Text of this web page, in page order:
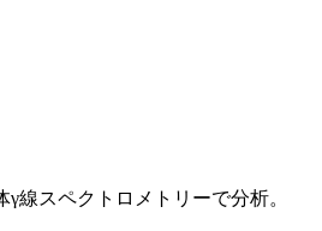
線スペクトロメトリーで分析。